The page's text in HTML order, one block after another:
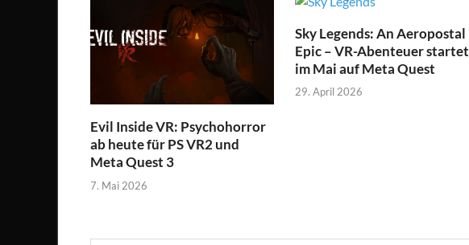
Evil Inside VR: Psychohorror
ab heute für PS VR2 und
Meta Quest 3
7. Mai 2026
Sky Legends: An Aeropostal
Epic – VR-Abenteuer startet
im Mai auf Meta Quest
29. April 2026